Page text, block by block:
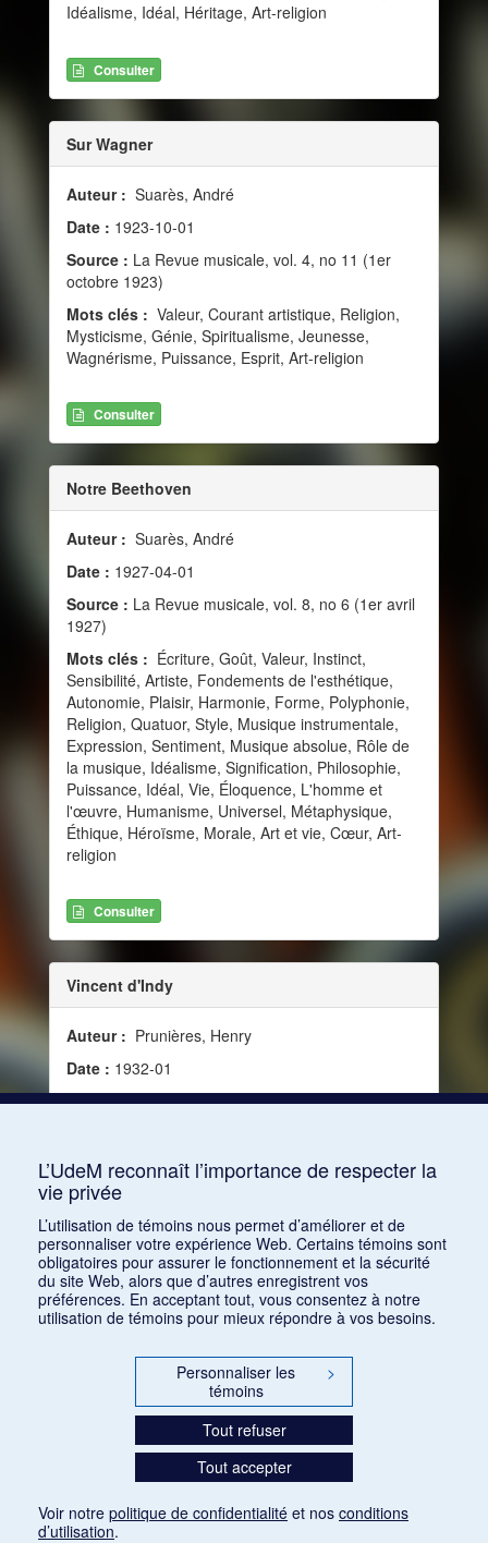
Idéalisme, Idéal, Héritage, Art-religion
Consulter
Sur Wagner
Auteur : Suarès, André
Date : 1923-10-01
Source : La Revue musicale, vol. 4, no 11 (1er
octobre 1923)
Mots clés : Valeur, Courant artistique, Religion,
Mysticisme, Génie, Spiritualisme, Jeunesse,
Wagnérisme, Puissance, Esprit, Art-religion
Consulter
Notre Beethoven
Auteur : Suarès, André
Date : 1927-04-01
Source : La Revue musicale, vol. 8, no 6 (1er avril
1927)
Mots clés : Écriture, Goût, Valeur, Instinct,
Sensibilité, Artiste, Fondements de l'esthétique,
Autonomie, Plaisir, Harmonie, Forme, Polyphonie,
Religion, Quatuor, Style, Musique instrumentale,
Expression, Sentiment, Musique absolue, Rôle de
la musique, Idéalisme, Signification, Philosophie,
Puissance, Idéal, Vie, Éloquence, L'homme et
l'œuvre, Humanisme, Universel, Métaphysique,
Éthique, Héroïsme, Morale, Art et vie, Cœur, Art-
religion
Consulter
Vincent d'Indy
Auteur : Prunières, Henry
Date : 1932-01
Source :La Revue musicale, vol. 13, no 122
L’UdeM reconnaît l’importance de respecter la
vie privée
L’utilisation de témoins nous permet d’améliorer et de
personnaliser votre expérience Web. Certains témoins sont
obligatoires pour assurer le fonctionnement et la sécurité
du site Web, alors que d’autres enregistrent vos
préférences. En acceptant tout, vous consentez à notre
utilisation de témoins pour mieux répondre à vos besoins.
Personnaliser les
témoins
>
Tout refuser
Tout accepter
Voir notre politique de confidentialité et nos conditions
d’utilisation.